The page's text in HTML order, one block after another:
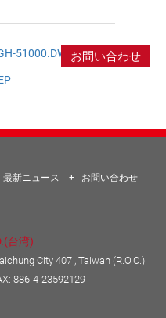
お問い合わせ
51000.DWG
最新ニュース
お問い合わせ
台湾)
City 407 , Taiwan (R.O.C.)
886-4-23592129